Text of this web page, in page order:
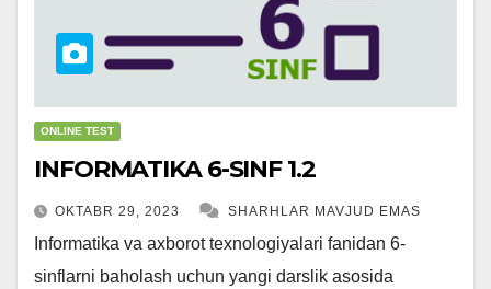
ONLINE TEST
INFORMATIKA 6-SINF 1.2
OKTABR 29, 2023 SHARHLAR MAVJUD EMAS
Informatika va axborot texnologiyalari fanidan 6-
sinflarni baholash uchun yangi darslik asosida